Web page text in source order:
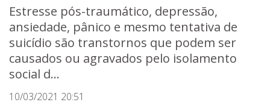
Estresse pós-traumático, depressão,
ansiedade, pânico e mesmo tentativa de
suicídio são transtornos que podem ser
causados ou agravados pelo isolamento
social d...
10/03/2021 20:51